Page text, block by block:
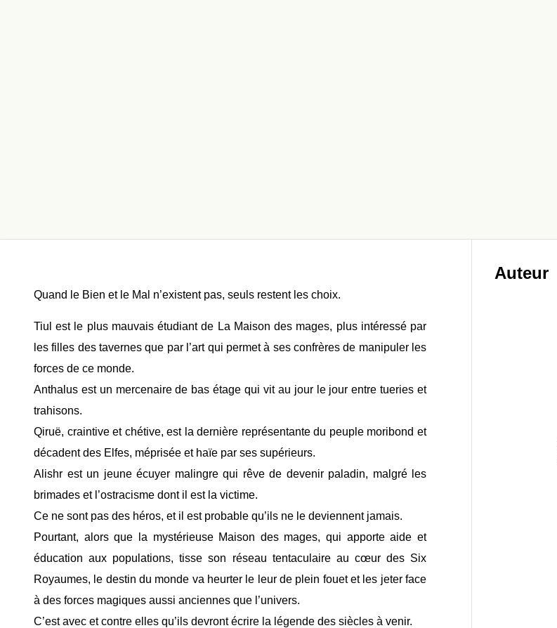
Quand le Bien et le Mal n’existent pas, seuls restent les choix.
Tiul est le plus mauvais étudiant de La Maison des mages, plus intéressé par
les filles des tavernes que par l’art qui permet à ses confrères de manipuler les
forces de ce monde.
Anthalus est un mercenaire de bas étage qui vit au jour le jour entre tueries et
trahisons.
Qiruë, craintive et chétive, est la dernière représentante du peuple moribond et
décadent des Elfes, méprisée et haïe par ses supérieurs.
Alishr est un jeune écuyer malingre qui rêve de devenir paladin, malgré les
brimades et l’ostracisme dont il est la victime.
Ce ne sont pas des héros, et il est probable qu’ils ne le deviennent jamais.
Pourtant, alors que la mystérieuse Maison des mages, qui apporte aide et
éducation aux populations, tisse son réseau tentaculaire au cœur des Six
Royaumes, le destin du monde va heurter le leur de plein fouet et les jeter face
à des forces magiques aussi anciennes que l’univers.
C’est avec et contre elles qu’ils devront écrire la légende des siècles à venir.
Auteur